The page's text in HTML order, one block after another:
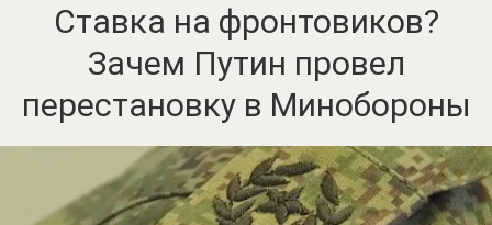
Ставка на фронтовиков?
Зачем Путин провел
перестановку в Минобороны